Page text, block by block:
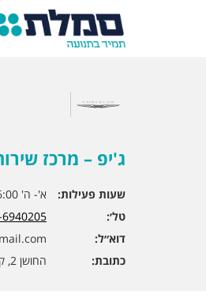
ג'יפ – מרכז
שעות פעילות:
א'- ה' 07:00-16:00
טל׳:
דוא״ל:
כתובת:
החושן 2, קרית שמונה